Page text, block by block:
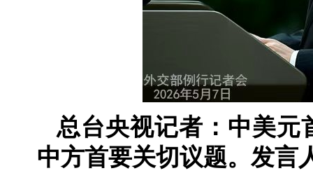
总台央视记者：中美元
中方首要关切议题。发言